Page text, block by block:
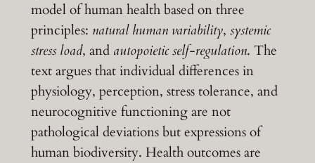
model of human health based on three
principles: natural human variability, systemic
stress load, and autopoietic self-regulation. The
text argues that individual differences in
physiology, perception, stress tolerance, and
neurocognitive functioning are not
pathological deviations but expressions of
human biodiversity. Health outcomes are